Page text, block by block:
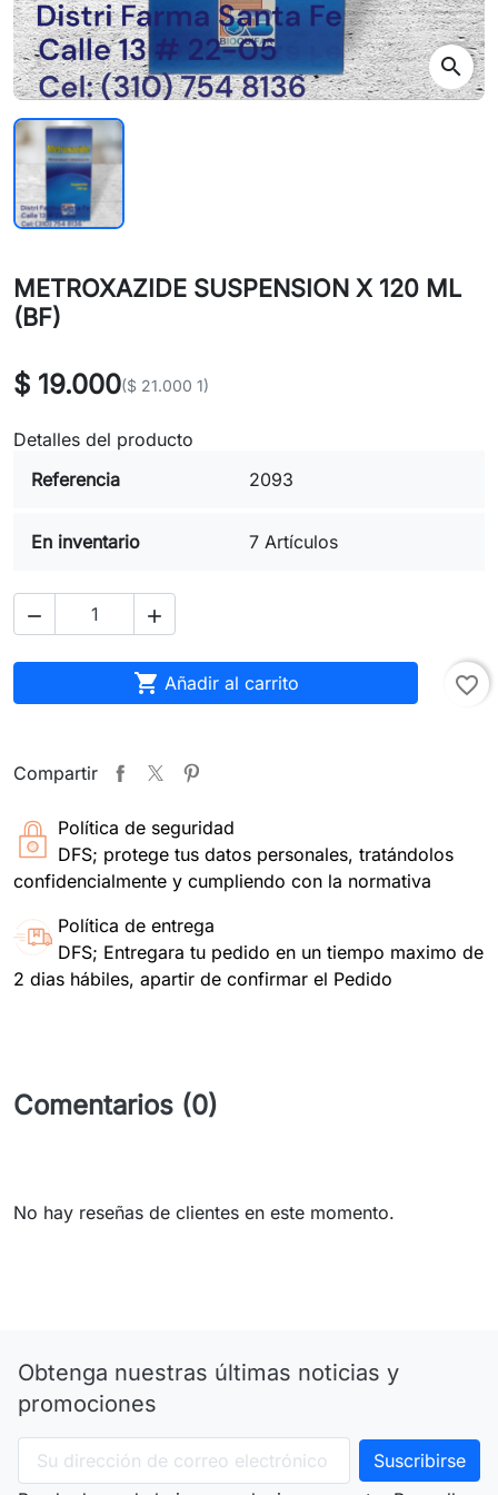
search
METROXAZIDE SUSPENSION X 120 ML
(BF)
$ 19.000($ 21.000 1)
Detalles del producto
Referencia
2093
En inventario 7 Artículos
 
 Añadir al carrito favorite_border
Compartir
Política de seguridad
DFS; protege tus datos personales, tratándolos
confidencialmente y cumpliendo con la normativa
Política de entrega
DFS; Entregara tu pedido en un tiempo maximo de
2 dias hábiles, apartir de confirmar el Pedido
Comentarios (0)
No hay reseñas de clientes en este momento.
Obtenga nuestras últimas noticias y
promociones